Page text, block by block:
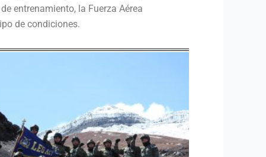
entrenamiento, la Fuerza Aérea
de condiciones.